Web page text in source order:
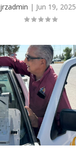
jrzadmin | Jun 19, 2025